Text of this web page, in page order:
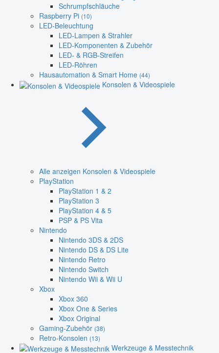
Schrumpfschläuche
Raspberry Pi (10)
LED-Beleuchtung
LED-Lampen & Strahler
LED-Komponenten & Zubehör
LED- & RGB-Streifen
LED-Röhren
Hausautomation & Smart Home (44)
Konsolen & Videospiele
Alle anzeigen Konsolen & Videospiele
PlayStation
PlayStation 1 & 2
PlayStation 3
PlayStation 4 & 5
PSP & PS Vita
Nintendo
Nintendo 3DS & 2DS
Nintendo DS & DS Lite
Nintendo Retro
Nintendo Switch
Nintendo Wii & Wii U
Xbox
Xbox 360
Xbox One & Series
Xbox Original
Gaming-Zubehör (38)
Retro-Konsolen (13)
Werkzeuge & Messtechnik